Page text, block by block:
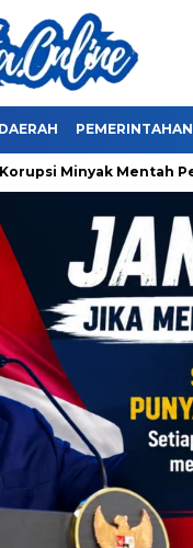
DAERAH PEMERINTAHAN
Mentah Pertamina